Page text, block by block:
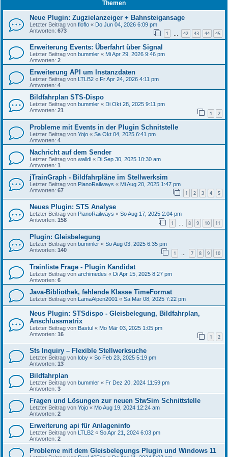
Themen
Neue Plugin: Zugzielanzeiger + Bahnsteigansage
Letzter Beitrag von floflo « Do Jun 04, 2026 6:09 pm
Antworten: 673 1 42 43 44 45
Erweiterung Events: Überfahrt über Signal
Letzter Beitrag von bummler « Mi Apr 29, 2026 9:46 pm
Antworten: 2
Erweiterung API um Instanzdaten
Letzter Beitrag von LTLB2 « Fr Apr 24, 2026 4:11 pm
Antworten: 4
Bildfahrplan STS-Dispo
Letzter Beitrag von bummler « Di Okt 28, 2025 9:11 pm
Antworten: 21 1 2
Probleme mit Events in der Plugin Schnitstelle
Letzter Beitrag von Yojo « Sa Okt 04, 2025 6:41 pm
Antworten: 4
Nachricht auf dem Sender
Letzter Beitrag von walldi « Di Sep 30, 2025 10:30 am
Antworten: 1
jTrainGraph - Bildfahrpläne im Stellwerksim
Letzter Beitrag von PianoRailways « Mi Aug 20, 2025 1:47 pm
Antworten: 67 1 2 3 4 5
Neues Plugin: STS Analyse
Letzter Beitrag von PianoRailways « So Aug 17, 2025 2:04 pm
Antworten: 158 1 8 9 10 11
Plugin: Gleisbelegung
Letzter Beitrag von bummler « So Aug 03, 2025 6:35 pm
Antworten: 140 1 … 7 8 9 10
Trainliste Frage - Plugin Kandidat
Letzter Beitrag von archimedes « Di Apr 15, 2025 8:27 pm
Antworten: 6
Java-Bibliothek, fehlende Klasse TimeFormat
Letzter Beitrag von LamaAlpen2001 « Sa Mär 08, 2025 7:22 pm
Neus Plugin: STSdispo - Gleisbelegung, Bildfahrplan,
Anschlussmatrix
Letzter Beitrag von Bastul « Mo Mär 03, 2025 1:05 pm
Antworten: 16 1 2
Sts Inquiry – Flexible Stellwerksuche
Letzter Beitrag von loby « So Feb 23, 2025 5:19 pm
Antworten: 13
Bildfahrplan
Letzter Beitrag von bummler « Fr Dez 20, 2024 11:59 pm
Antworten: 3
Fragen und Lösungen zur neuen StwSim Schnittstelle
Letzter Beitrag von Yojo « Mo Aug 19, 2024 12:24 am
Antworten: 2
Erweiterung api für Anlageninfo
Letzter Beitrag von LTLB2 « So Apr 21, 2024 6:03 pm
Antworten: 2
Probleme mit dem Gleisbelegungs Plugin und Windows 11